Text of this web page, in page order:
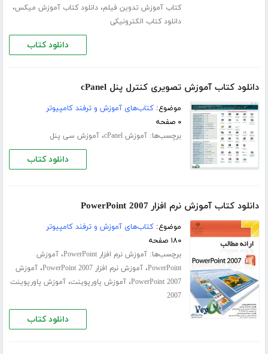
کتاب آموزش تدوین فیلم،دانلود کتاب آموزش میکس،
دانلود کتاب الکترونیکی
دانلود کتاب
دانلود کتاب آموزش تصویری کنترل پنل cPanel
موضوع:کتاب‌های آموزش و ترفند کامپیوتر
۰ صفحه
برچسب‌ها:آموزش cPanel ،آموزش سی پنل
دانلود کتاب
دانلود کتاب آموزش نرم افزار PowerPoint 2007
موضوع:کتاب‌های آموزش و ترفند کامپیوتر
۱۸۰ صفحه
برچسب‌ها:آموزش نرم افزار PowerPoint ،آموزش
PowerPoint،آموزش نرم افزار PowerPoint 2007 ،آموزش
PowerPoint 2007،آموزش پاورپوینت،آموزش پاورپوینت
2007
دانلود کتاب